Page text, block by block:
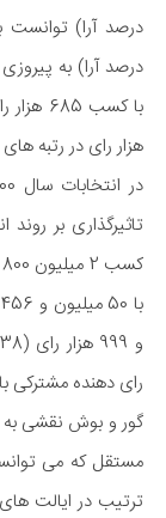
درصد آرا) به
هزار رای در رتبه
تاثیرگذاری بر
رای دهنده مشترکی
گور و بوش نقشی به
مستقل که می
ترتیب در ایالت